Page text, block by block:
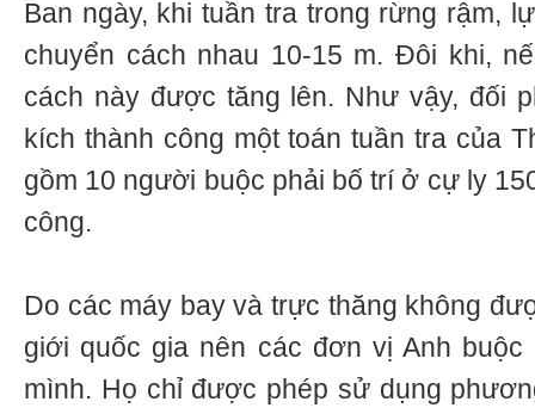
Ban ngày, khi tuần tra trong rừng rậm,
chuyển cách nhau 10-15 m. Đôi khi,
cách này được tăng lên. Như vậy, đối
kích thành công một toán tuần tra của
gồm 10 người buộc phải bố trí ở cự ly
công.
Do các máy bay và trực thăng không
giới quốc gia nên các đơn vị Anh
mình. Họ chỉ được phép sử dụng